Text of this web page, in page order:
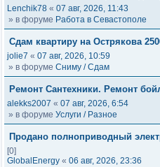
Lenchik78 « 07 авг, 2026, 11:43
» в форуме Работа в Севастополе
Сдам квартиру на Острякова
jolie7 « 07 авг, 2026, 10:59
» в форуме Сниму / Сдам
Ремонт Сантехники. Ремонт
alekks2007 « 07 авг, 2026, 6:54
» в форуме Услуги / Разное
Продано полноприводный
[0]
GlobalEnergy « 06 авг, 2026, 23:36